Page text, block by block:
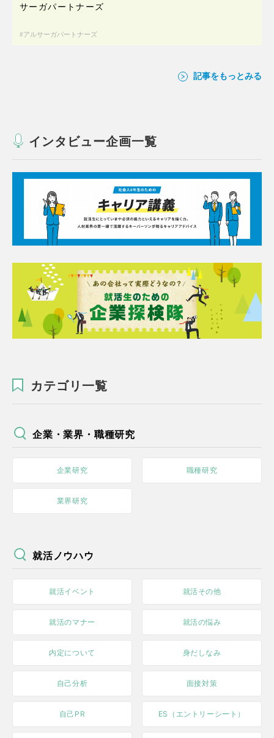
サーガパートナーズ
アルサーガパートナーズ
記事をもっとみる
インタビュー企画一覧
カテゴリ一覧
企業・業界・職種研究
企業研究 職種研究
業界研究
就活ノウハウ
就活イベント 就活その他
就活のマナー 就活の悩み
内定について 身だしなみ
自己分析 面接対策
自己PR ES（エントリーシート）